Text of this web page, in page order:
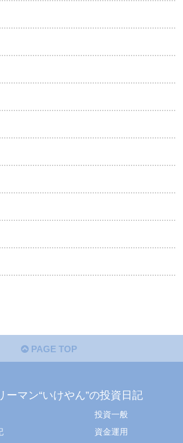
PAGE TOP
ーマン“いけやん”の投資日記
投資一般
資金運用